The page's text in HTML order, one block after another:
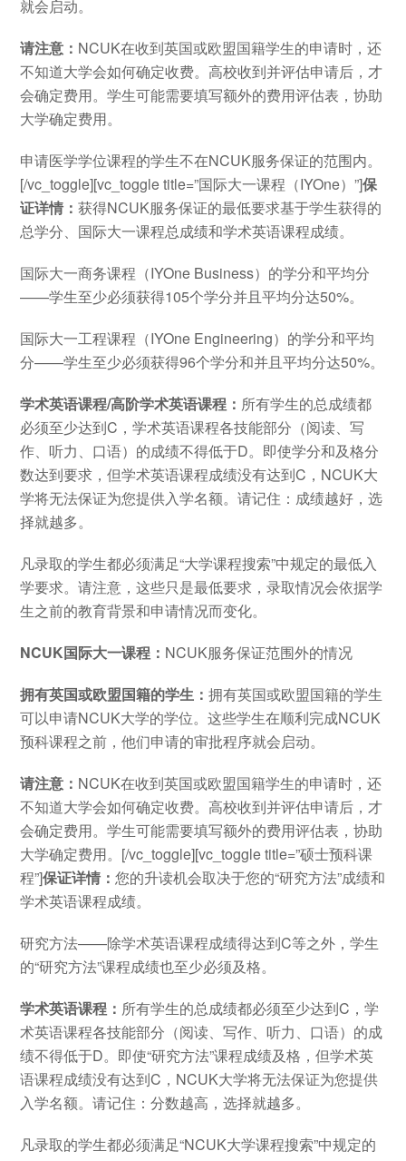
就会启动。
请注意： NCUK在收到英国或欧盟国籍学生的申请时，还
不知道大学会如何确定收费。高校收到并评估申请后，才
会确定费用。学生可能需要填写额外的费用评估表，协助
大学确定费用。
申请医学学位课程的学生不在NCUK服务保证的范围内。
[/vc_toggle][vc_toggle title=”国际大一课程（IYOne）”]保
证详情：获得NCUK服务保证的最低要求基于学生获得的
总学分、国际大一课程总成绩和学术英语课程成绩。
国际大一商务课程（IYOne Business）的学分和平均分
——学生至少必须获得105个学分并且平均分达50%。
国际大一工程课程（IYOne Engineering）的学分和平均
分——学生至少必须获得96个学分和并且平均分达50%。
学术英语课程/高阶学术英语课程： 所有学生的总成绩都
必须至少达到C，学术英语课程各技能部分（阅读、写
作、听力、口语）的成绩不得低于D。即使学分和及格分
数达到要求，但学术英语课程成绩没有达到C，NCUK大
学将无法保证为您提供入学名额。请记住：成绩越好，选
择就越多。
凡录取的学生都必须满足“大学课程搜索”中规定的最低入
学要求。请注意，这些只是最低要求，录取情况会依据学
生之前的教育背景和申请情况而变化。
NCUK国际大一课程： NCUK服务保证范围外的情况
拥有英国或欧盟国籍的学生：拥有英国或欧盟国籍的学生
可以申请NCUK大学的学位。这些学生在顺利完成NCUK
预科课程之前，他们申请的审批程序就会启动。
请注意： NCUK在收到英国或欧盟国籍学生的申请时，还
不知道大学会如何确定收费。高校收到并评估申请后，才
会确定费用。学生可能需要填写额外的费用评估表，协助
大学确定费用。[/vc_toggle][vc_toggle title=”硕士预科课
程”]保证详情：您的升读机会取决于您的“研究方法”成绩和
学术英语课程成绩。
研究方法——除学术英语课程成绩得达到C等之外，学生
的“研究方法”课程成绩也至少必须及格。
学术英语课程： 所有学生的总成绩都必须至少达到C，学
术英语课程各技能部分（阅读、写作、听力、口语）的成
绩不得低于D。即使“研究方法”课程成绩及格，但学术英
语课程成绩没有达到C，NCUK大学将无法保证为您提供
入学名额。请记住：分数越高，选择就越多。
凡录取的学生都必须满足“NCUK大学课程搜索”中规定的